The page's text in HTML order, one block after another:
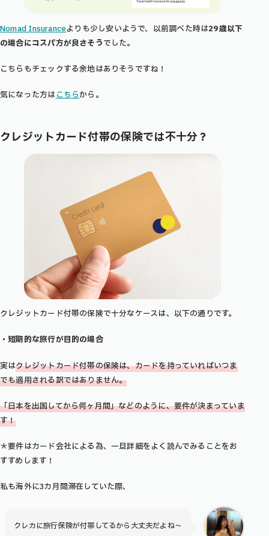
Nomad Insuranceよりも少し安いようで、以前調べた時は29歳以下
の場合にコスパ方が良さそうでした。
こちらもチェックする余地はありそうですね！
気になった方はこちらから。
クレジットカード付帯の保険では不十分？
クレジットカード付帯の保険で十分なケースは、以下の通りです。
・短期的な旅行が目的の場合
実はクレジットカード付帯の保険は、カードを持っていればいつま
でも適用される訳ではありません。
「日本を出国してから何ヶ月間」などのように、要件が決まっていま
す！
＊要件はカード会社による為、一旦詳細をよく読んでみることをお
すすめします！
私も海外に3カ月間滞在していた際、
クレカに旅行保険が付帯してるから大丈夫だよね〜